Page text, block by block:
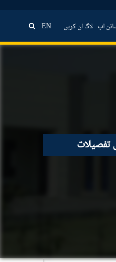
اپ لاگ ان کریں EN
تفصیلات